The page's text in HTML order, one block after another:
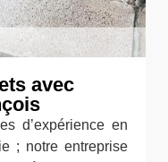
avec
d’expérience en
; notre entreprise